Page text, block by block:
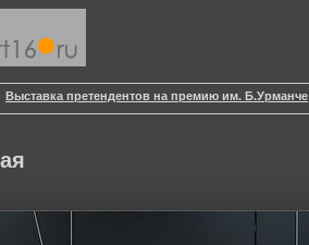
Выставка претендентов на премию им. Б.Урманче